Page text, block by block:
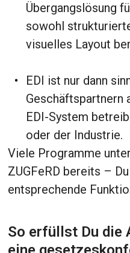
Übergangslösung
sowohl
visuelles Layout
EDI ist nur dann
Geschäftspartnern
EDI-System
oder der Industrie.
Viele Programme
ZUGFeRD bereits –
entsprechende
So erfüllst Du die